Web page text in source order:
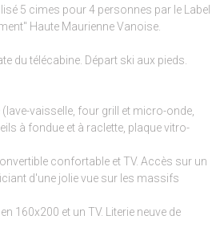
5 cimes pour 4 personnes par le Label
Haute Maurienne Vanoise.
du télécabine. Départ ski aux pieds.
vaisselle, four grill et micro-onde,
à fondue et à raclette, plaque vitro-
confortable et TV. Accès sur un
d'une jolie vue sur les massifs
160x200 et un TV. Literie neuve de